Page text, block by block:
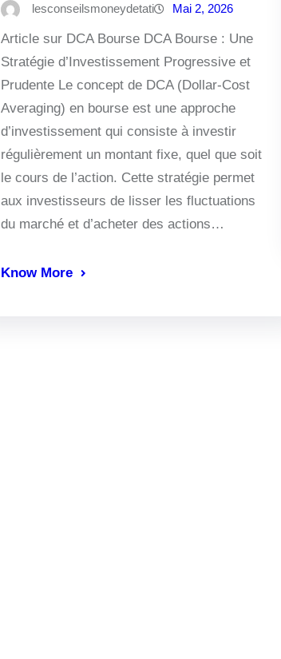
lesconseilsmoneydetati Mai 2, 2026
Article sur DCA Bourse DCA Bourse : Une
Stratégie d’Investissement Progressive et
Prudente Le concept de DCA (Dollar-Cost
Averaging) en bourse est une approche
d’investissement qui consiste à investir
régulièrement un montant fixe, quel que soit
le cours de l’action. Cette stratégie permet
aux investisseurs de lisser les fluctuations
du marché et d’acheter des actions…
Know More